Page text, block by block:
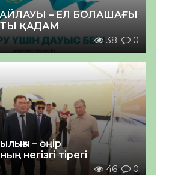
– ЕЛ БОЛАШАҒЫ
ҚАДАМ
38 0
– өңір
негізгі тірегі
46 0